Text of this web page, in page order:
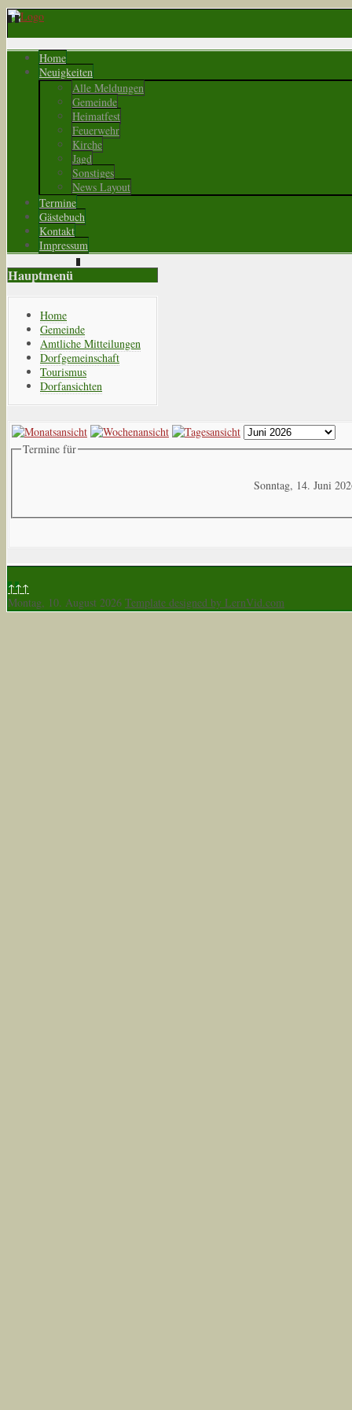
Home
Neuigkeiten
Alle Meldungen
Gemeinde
Heimatfest
Feuerwehr
Kirche
Jagd
Sonstiges
News Layout
Termine
Gästebuch
Kontakt
Impressum
Hauptmenü
Home
Gemeinde
Amtliche Mitteilungen
Dorfgemeinschaft
Tourismus
Dorfansichten
Termine für
Sonntag, 14. Juni
↑↑↑
Montag, 10. August 2026 Template designed by LernVid.com